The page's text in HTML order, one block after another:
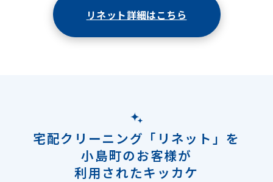
リネット詳細はこちら
宅配クリーニング「リネット」を
小島町のお客様が
利用されたキッカケ